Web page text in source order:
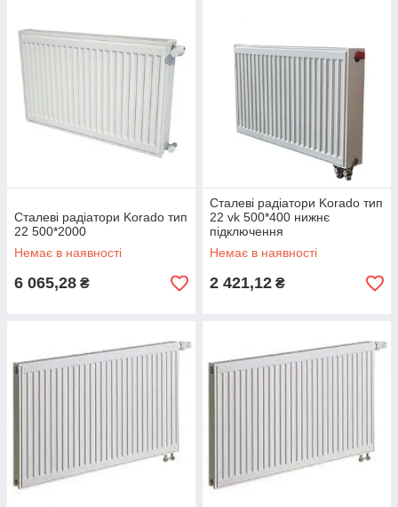
Сталеві радіатори Korado тип
22 500*2000
Немає в наявності
6 065,28 ₴
Сталеві радіатори Korado тип
22 vk 500*400 нижнє
підключення
Немає в наявності
2 421,12 ₴